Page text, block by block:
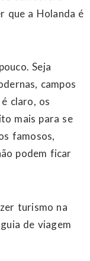
que a Holanda é
Seja
campos
claro, os
mais para se
famosos,
podem ficar
turismo na
de viagem